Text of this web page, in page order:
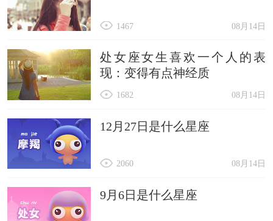
08月14日
1467
处女座女生喜欢一个人的表
现：变得有点神经质
08月14日
1682
12月27日是什么星座
08月14日
2060
9月6日是什么星座